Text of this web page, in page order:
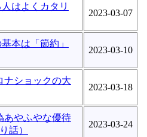
はよくカタリ
2023-03-07
本は「節約」
2023-03-10
ナショックの大
2023-03-18
あやふやな優待
話）
2023-03-24